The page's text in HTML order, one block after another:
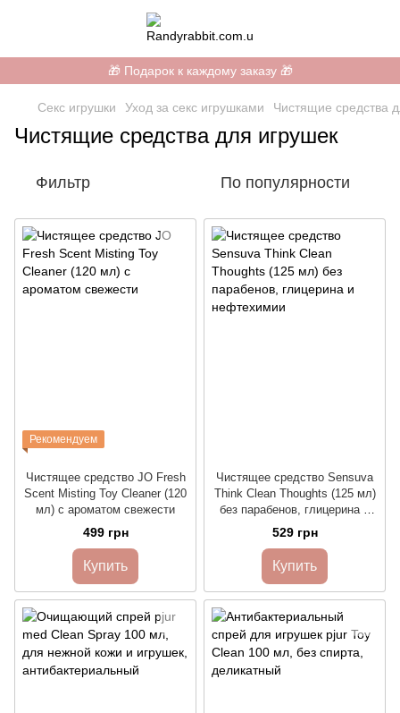
🎁 Подарок к каждому заказу 🎁
Секс игрушки Уход за секс игрушками Чистящие средства
Чистящие средства для игрушек
Фильтр По популярности
Рекомендуем
Чистящее средство JO Fresh
Scent Misting Toy Cleaner (120
мл) с ароматом свежести
499 грн
Купить
Чистящее средство Sensuva
Think Clean Thoughts (125 мл)
без парабенов, глицерина и
нефтехимии
529 грн
Купить